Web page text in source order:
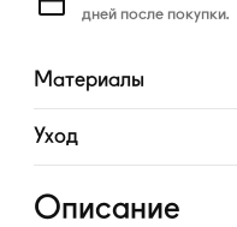
дней после покупки.
Материалы
Развернуть
Уход
Развернуть
Описание